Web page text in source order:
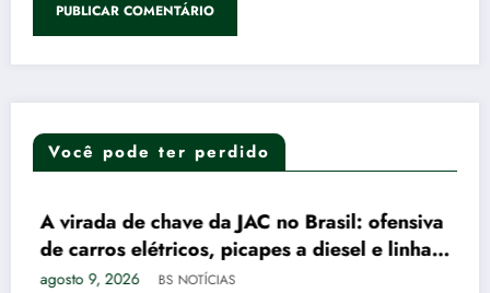
Você pode ter perdido
chave da JAC no Brasil: ofensiva
elétricos, picapes a diesel e linha
BS NOTÍCIAS
AGRO
Guia
Patos